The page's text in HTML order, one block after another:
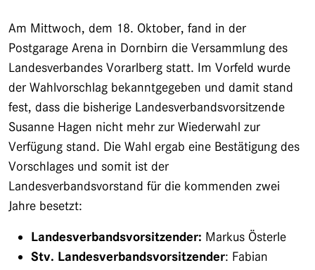
Am Mittwoch, dem 18. Oktober, fand in der
Postgarage Arena in Dornbirn die Versammlung des
Landesverbandes Vorarlberg statt. Im Vorfeld wurde
der Wahlvorschlag bekanntgegeben und damit stand
fest, dass die bisherige Landesverbandsvorsitzende
Susanne Hagen nicht mehr zur Wiederwahl zur
Verfügung stand. Die Wahl ergab eine Bestätigung des
Vorschlages und somit ist der
Landesverbandsvorstand für die kommenden zwei
Jahre besetzt:
Landesverbandsvorsitzender: Markus Österle
Stv. Landesverbandsvorsitzender: Fabian